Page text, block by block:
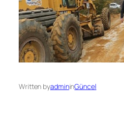
Written byadmininGüncel